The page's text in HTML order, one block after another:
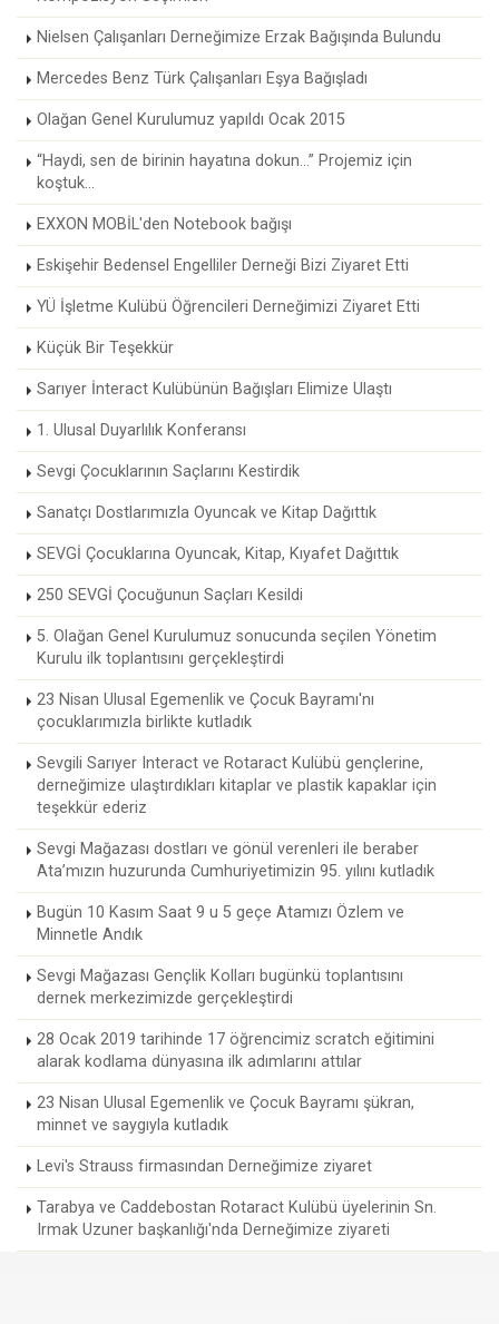
Nielsen Çalışanları Derneğimize Erzak Bağışında Bulundu
Mercedes Benz Türk Çalışanları Eşya Bağışladı
Olağan Genel Kurulumuz yapıldı Ocak 2015
“Haydi, sen de birinin hayatına dokun...” Projemiz için
koştuk...
EXXON MOBİL'den Notebook bağışı
Eskişehir Bedensel Engelliler Derneği Bizi Ziyaret Etti
YÜ İşletme Kulübü Öğrencileri Derneğimizi Ziyaret Etti
Küçük Bir Teşekkür
Sarıyer İnteract Kulübünün Bağışları Elimize Ulaştı
1. Ulusal Duyarlılık Konferansı
Sevgi Çocuklarının Saçlarını Kestirdik
Sanatçı Dostlarımızla Oyuncak ve Kitap Dağıttık
SEVGİ Çocuklarına Oyuncak, Kitap, Kıyafet Dağıttık
250 SEVGİ Çocuğunun Saçları Kesildi
5. Olağan Genel Kurulumuz sonucunda seçilen Yönetim
Kurulu ilk toplantısını gerçekleştirdi
23 Nisan Ulusal Egemenlik ve Çocuk Bayramı'nı
çocuklarımızla birlikte kutladık
Sevgili Sarıyer Interact ve Rotaract Kulübü gençlerine,
derneğimize ulaştırdıkları kitaplar ve plastik kapaklar için
teşekkür ederiz
Sevgi Mağazası dostları ve gönül verenleri ile beraber
Ata’mızın huzurunda Cumhuriyetimizin 95. yılını kutladık
Bugün 10 Kasım Saat 9 u 5 geçe Atamızı Özlem ve
Minnetle Andık
Sevgi Mağazası Gençlik Kolları bugünkü toplantısını
dernek merkezimizde gerçekleştirdi
28 Ocak 2019 tarihinde 17 öğrencimiz scratch eğitimini
alarak kodlama dünyasına ilk adımlarını attılar
23 Nisan Ulusal Egemenlik ve Çocuk Bayramı şükran,
minnet ve saygıyla kutladık
Levi's Strauss firmasından Derneğimize ziyaret
Tarabya ve Caddebostan Rotaract Kulübü üyelerinin Sn.
Irmak Uzuner başkanlığı'nda Derneğimize ziyareti